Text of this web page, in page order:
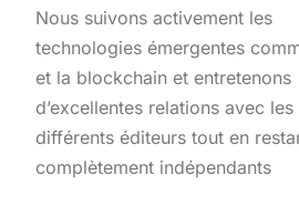
Nous suivons activement les
technologies émergentes
et la blockchain et entretenons
d’excellentes relations avec les
différents éditeurs tout en
complètement indépendants